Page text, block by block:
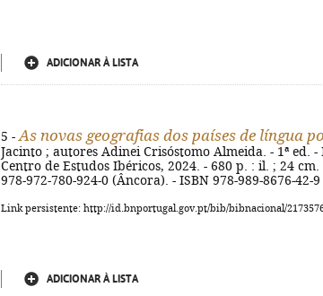
ADICIONAR À LISTA
5 - As novas geografias dos países de língua
Jacinto ; autores Adinei Crisóstomo Almeida. - 1ª ed.
Centro de Estudos Ibéricos, 2024. - 680 p. : il. ; 24
978-972-780-924-0 (Âncora). - ISBN 978-989-8676-42-9
Link persistente: http://id.bnportugal.gov.pt/bib/bibnacional/
ADICIONAR À LISTA